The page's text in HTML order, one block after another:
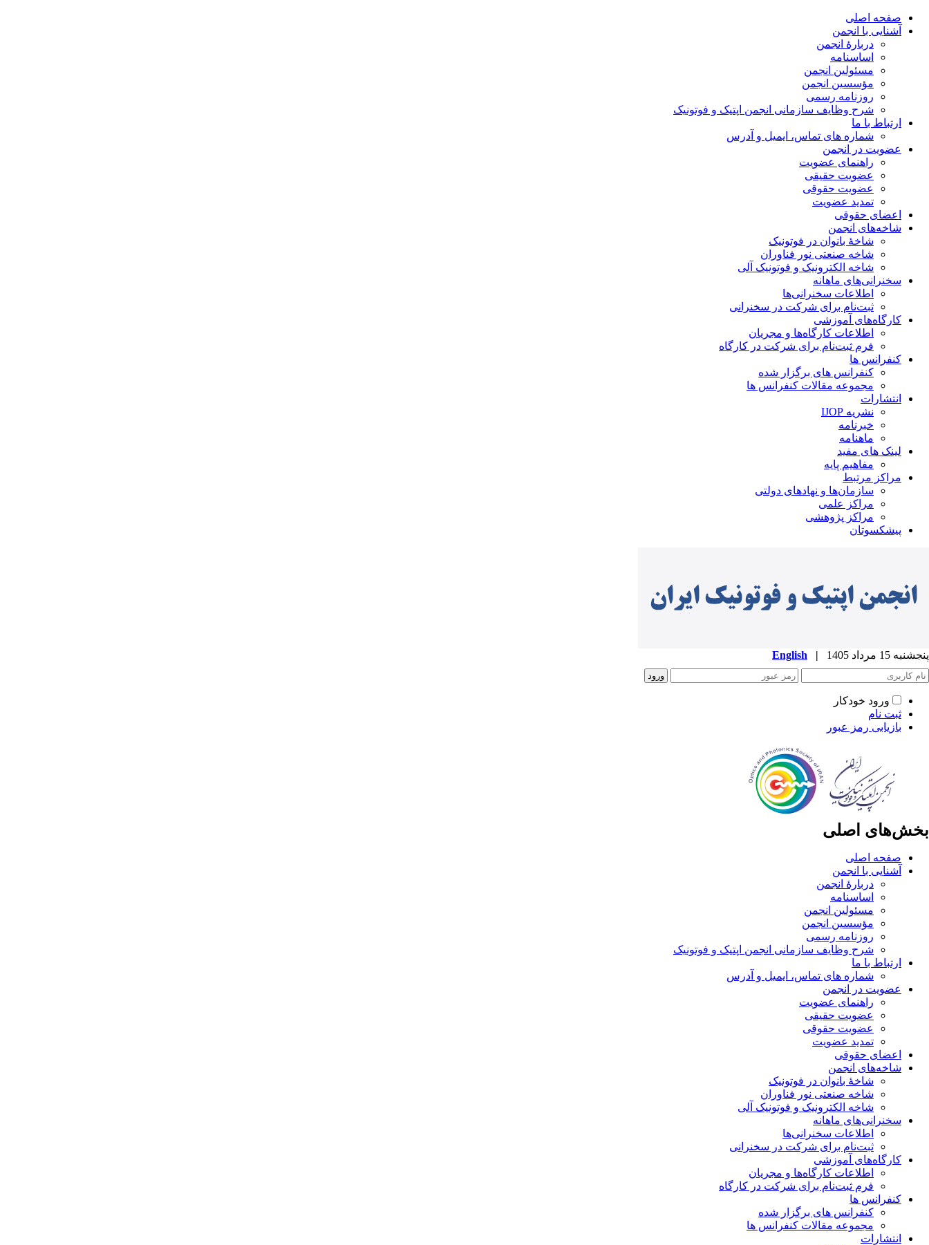
صفحه اصلی
آشنایی با انجمن
دربارۀ انجمن
اساسنامه
مسئولین انجمن
مؤسسین انجمن
روزنامه رسمی
شرح وظایف سازمانی انجمن اپتیک و فوتونیک
ارتباط با ما
شماره های تماس، ایمیل و آدرس
عضویت در انجمن
راهنمای عضویت
عضویت حقیقی
عضویت حقوقی
تمدید عضویت
اعضای حقوقی
شاخه‌های انجمن
شاخۀ بانوان در فوتونیک
شاخه صنعتی نور فناوران
شاخه‌ الکترونیک و فوتونیک آلی
سخنرانی‌های ماهانه
اطلاعات سخنرانی‌‌ها
ثبت‌نام برای شرکت در سخنرانی
کارگاه‌های آموزشی
اطلاعات کارگاه‌ها و مجریان
فرم ثبت‌نام برای شرکت در کارگاه
کنفرانس ها
کنفرانس های برگزار شده
مجموعه مقالات کنفرانس ها
انتشارات
نشریه IJOP
خبرنامه
ماهنامه
لینک های مفید
مفاهیم پایه
مراکز مرتبط
سازمان‌ها و نهادهای دولتی
مراکز علمی
مراکز پژوهشی
پیشکسوتان
پنجشنبه 15 مرداد 1405 |
English
ورود خودکار
ثبت نام
بازیابی رمز عبور
بخش‌های اصلی
صفحه اصلی
آشنایی با انجمن
دربارۀ انجمن
اساسنامه
مسئولین انجمن
مؤسسین انجمن
روزنامه رسمی
شرح وظایف سازمانی انجمن اپتیک و فوتونیک
ارتباط با ما
شماره های تماس، ایمیل و آدرس
عضویت در انجمن
راهنمای عضویت
عضویت حقیقی
عضویت حقوقی
تمدید عضویت
اعضای حقوقی
شاخه‌های انجمن
شاخۀ بانوان در فوتونیک
شاخه صنعتی نور فناوران
شاخه‌ الکترونیک و فوتونیک آلی
سخنرانی‌های ماهانه
اطلاعات سخنرانی‌‌ها
ثبت‌نام برای شرکت در سخنرانی
کارگاه‌های آموزشی
اطلاعات کارگاه‌ها و مجریان
فرم ثبت‌نام برای شرکت در کارگاه
کنفرانس ها
کنفرانس های برگزار شده
مجموعه مقالات کنفرانس ها
انتشارات